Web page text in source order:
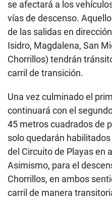
se afectará a los
vías de descenso.
de las salidas en
Isidro, Magdalena, San
Chorrillos) tendrán
carril de transición.
Una vez culminado el
continuará con el
45 metros cuadrados de
solo quedarán
del Circuito de Playas en
Asimismo, para el
Chorrillos, en ambos
carril de manera